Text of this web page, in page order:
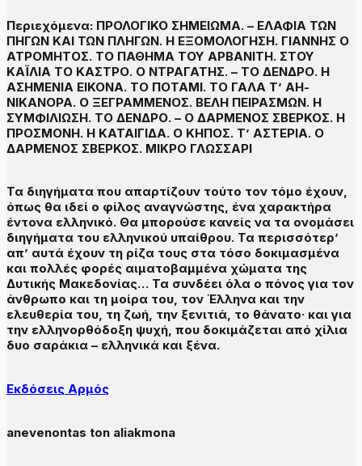
Περιεχόμενα: ΠΡΟΛΟΓΙΚΟ ΣΗΜΕΙΩΜΑ. – ΕΛΑΦΙΑ ΤΩΝ
ΠΗΓΩΝ ΚΑΙ ΤΩΝ ΠΛΗΓΩΝ. Η ΕΞΟΜΟΛΟΓΗΣΗ. ΓΙΑΝΝΗΣ Ο
ΑΤΡΟΜΗΤΟΣ. ΤΟ ΠΑΘΗΜΑ ΤΟΥ ΑΡΒΑΝΙΤΗ. ΣΤΟΥ
ΚΑΪΛΙΑ ΤΟ ΚΑΣΤΡΟ. Ο ΝΤΡΑΓΑΤΗΣ. – ΤΟ ΔΕΝΔΡΟ. Η
ΑΣΗΜΕΝΙΑ ΕΙΚΟΝΑ. ΤΟ ΠΟΤΑΜΙ. ΤΟ ΓΑΛΑ Τ’ ΑΗ-
ΝΙΚΑΝΟΡΑ. Ο ΞΕΓΡΑΜΜΕΝΟΣ. ΒΕΛΗ ΠΕΙΡΑΣΜΩΝ. Η
ΣΥΜΦΙΛΙΩΣΗ. ΤΟ ΔΕΝΔΡΟ. – Ο ΔΑΡΜΕΝΟΣ ΣΒΕΡΚΟΣ. Η
ΠΡΟΣΜΟΝΗ. Η ΚΑΤΑΙΓΙΔΑ. Ο ΚΗΠΟΣ. Τ’ ΑΣΤΕΡΙΑ. Ο
ΔΑΡΜΕΝΟΣ ΣΒΕΡΚΟΣ. ΜΙΚΡΟ ΓΛΩΣΣΑΡΙ
Τα διηγήματα που απαρτίζουν τούτο τον τόμο έχουν,
όπως θα ιδεί ο φίλος αναγνώστης, ένα χαρακτήρα
έντονα ελληνικό. Θα μπορούσε κανείς να τα ονομάσει
διηγήματα του ελληνικού υπαίθρου. Τα περισσότερ’
απ’ αυτά έχουν τη ρίζα τους στα τόσο δοκιμασμένα
και πολλές φορές αιματοβαμμένα χώματα της
Δυτικής Μακεδονίας… Τα συνδέει όλα ο πόνος για τον
άνθρωπο και τη μοίρα του, τον Έλληνα και την
ελευθερία του, τη ζωή, την ξενιτιά, το θάνατο· και για
την ελληνορθόδοξη ψυχή, που δοκιμάζεται από χίλια
δυο σαράκια – ελληνικά και ξένα.
Εκδόσεις Αρμός
anevenontas ton aliakmona